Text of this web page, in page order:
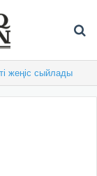
Балқашта облыстық «Арай-2026» XIX спартакиадасы басталды